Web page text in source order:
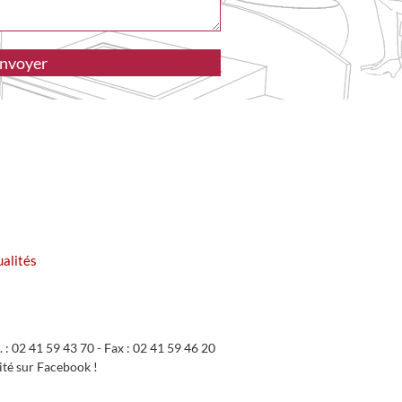
02 41 59 43 70 - Fax : 02 41 59 46 20
sur Facebook !